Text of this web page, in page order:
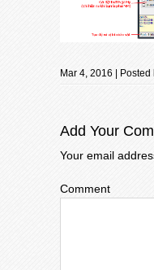
Mar 4, 2016 | Posted
Add Your
Your email
Comment